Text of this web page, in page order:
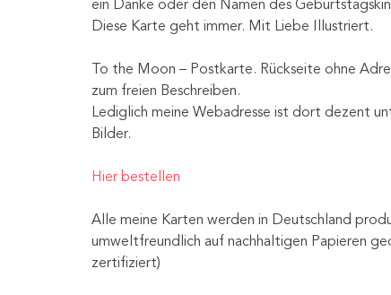
ein Danke oder den Namen des
Diese Karte geht immer. Mit Liebe Illustriert.
To the Moon – Postkarte. Rückseite ohne
zum freien Beschreiben.
Lediglich meine Webadresse ist dort dezent
Bilder.
Hier bestellen
Alle meine Karten werden in Deutschland
umweltfreundlich auf nachhaltigen Papieren
zertifiziert)